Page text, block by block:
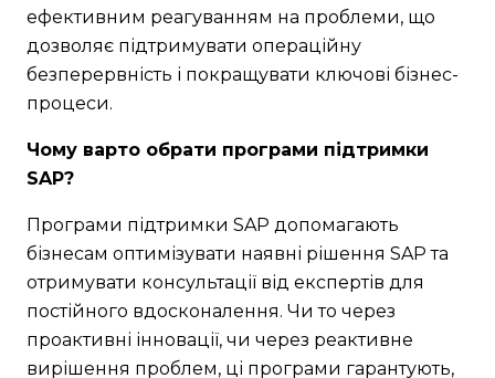
ефективним реагуванням на проблеми, що
дозволяє підтримувати операційну
безперервність і покращувати ключові бізнес-
процеси.
Чому варто обрати програми підтримки
SAP?
Програми підтримки SAP допомагають
бізнесам оптимізувати наявні рішення SAP та
отримувати консультації від експертів для
постійного вдосконалення. Чи то через
проактивні інновації, чи через реактивне
вирішення проблем, ці програми гарантують,